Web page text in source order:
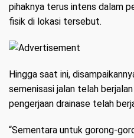
pihaknya terus intens dalam
fisik di lokasi tersebut.
Hingga saat ini,
semenisasi jalan telah
pengerjaan drainase telah
“Sementara untuk gorong-